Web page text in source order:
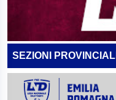
SEZIONI PROVINCIALI